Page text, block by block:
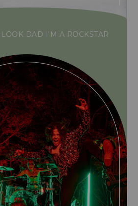
DAD I'M A ROCKSTAR